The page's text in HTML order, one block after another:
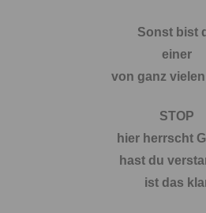
Sonst bist
einer
von ganz
STOP
hier herrscht
hast du
ist das